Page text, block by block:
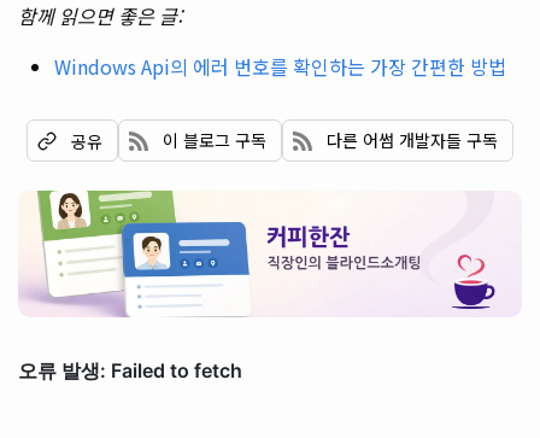
함께 읽으면 좋은 글:
Windows Api의 에러 번호를 확인하는 가장 간편한 방법
공유 이 블로그 구독 다른 어썸 개발자들 구독